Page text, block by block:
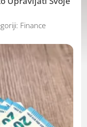
Finance